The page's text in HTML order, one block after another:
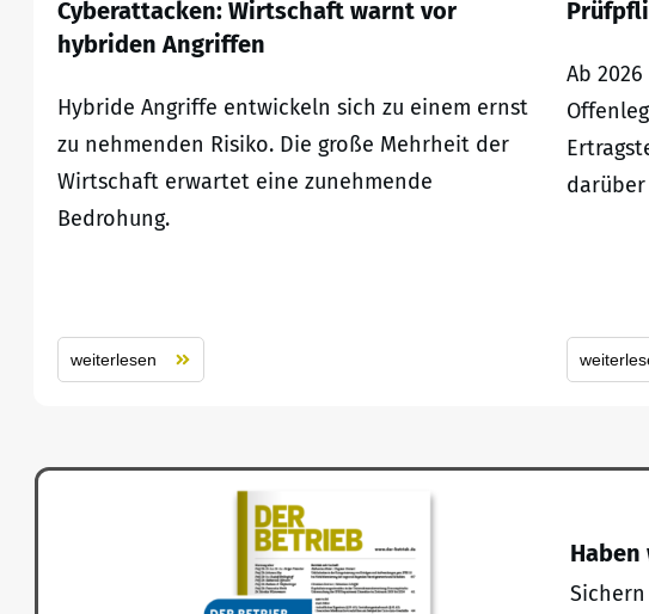
Cyberattacken: Wirtschaft warnt vor
hybriden Angriffen
Hybride Angriffe entwickeln sich zu einem ernst
zu nehmenden Risiko. Die große Mehrheit der
Wirtschaft erwartet eine zunehmende
Bedrohung.
weiterlesen
Ab
Haben
Sichern